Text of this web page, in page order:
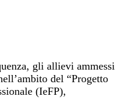
gli allievi ammessi
del “Progetto
(IeFP),